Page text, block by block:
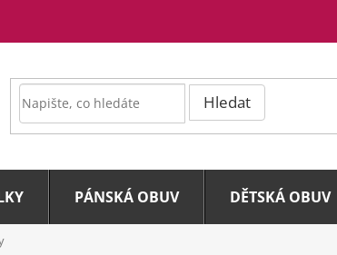
Hledat
PÁNSKÁ OBUV DĚTSKÁ OBUV